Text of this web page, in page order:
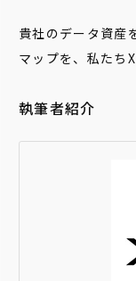
貴社のデータ資産
マップを、私たち
執筆者紹介